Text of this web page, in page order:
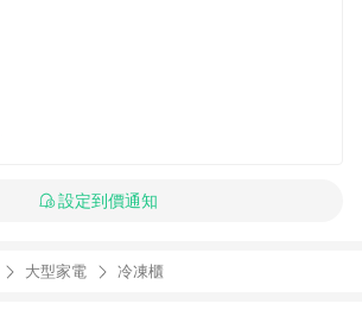
設定到價通知
大型家電 冷凍櫃